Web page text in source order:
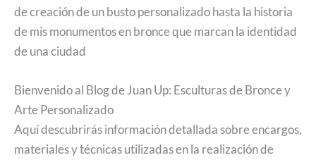
de creación de un busto personalizado hasta la historia
de mis monumentos en bronce que marcan la identidad
de una ciudad
Bienvenido al Blog de Juan Up: Esculturas de Bronce y
Arte Personalizado
Aquí descubrirás información detallada sobre encargos,
materiales y técnicas utilizadas en la realización de